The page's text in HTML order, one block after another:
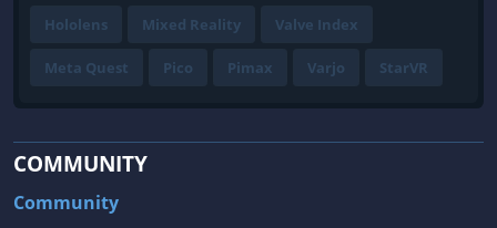
Hololens Mixed Reality Valve Index
Meta Quest Pico Pimax Varjo StarVR
COMMUNITY
Community